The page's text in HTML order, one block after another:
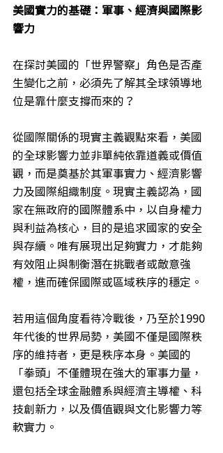
美國實力的基礎：軍事、經濟與國際影
響力
在探討美國的「世界警察」角色是否產
生變化之前，必須先了解其全球領導地
位是靠什麼支撐而來的？
從國際關係的現實主義觀點來看，美國
的全球影響力並非單純依靠道義或價值
觀，而是奠基於其軍事實力、經濟影響
力及國際組織制度。現實主義認為，國
家在無政府的國際體系中，以自身權力
與利益為核心，目的是追求國家的安全
與存續。唯有展現出足夠實力，才能夠
有效阻止與制衡潛在挑戰者或敵意強
權，進而確保國際或區域秩序的穩定。
若用這個角度看待冷戰後，乃至於1990
年代後的世界局勢，美國不僅是國際秩
序的維持者，更是秩序本身。美國的
「拳頭」不僅體現在強大的軍事力量，
還包括全球金融體系與經濟主導權、科
技創新力，以及價值觀與文化影響力等
軟實力。